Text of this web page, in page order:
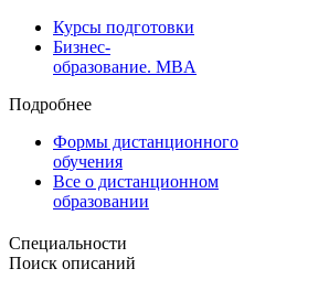
Курсы подготовки
Бизнес-
образование. MBA
Подробнее
Формы дистанционного
обучения
Все о дистанционном
образовании
Специальности
Поиск описаний